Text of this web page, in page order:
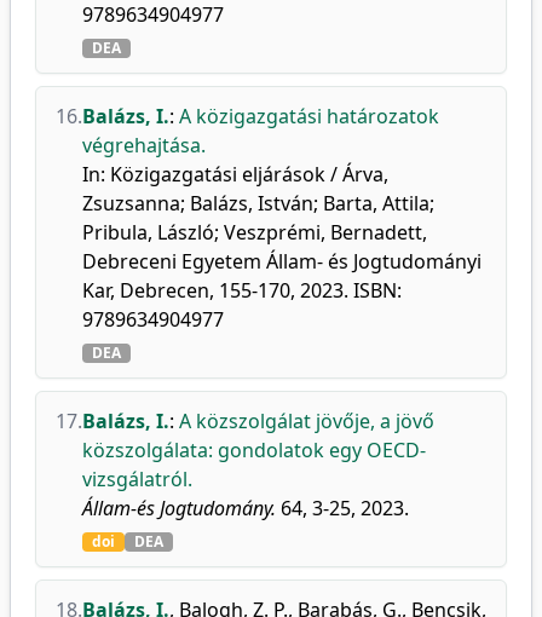
9789634904977
DEA
16.Balázs, I.: A közigazgatási határozatok
végrehajtása.
In: Közigazgatási eljárások / Árva,
Zsuzsanna; Balázs, István; Barta, Attila;
Pribula, László; Veszprémi, Bernadett,
Debreceni Egyetem Állam- és Jogtudományi
Kar, Debrecen, 155-170, 2023. ISBN:
9789634904977
DEA
17.Balázs, I.: A közszolgálat jövője, a jövő
közszolgálata: gondolatok egy OECD-
vizsgálatról.
Állam-és Jogtudomány. 64, 3-25, 2023.
doi DEA
18.Balázs, I., Balogh, Z. P., Barabás, G., Bencsik,